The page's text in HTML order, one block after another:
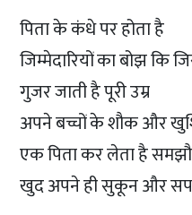
पिता के कंधे पर होता है
जिम्मेदारियों का बोझ कि
गुजर जाती है पूरी उम्र
अपने बच्चों के शौक और
एक पिता कर लेता है
खुद अपने ही सुकून और